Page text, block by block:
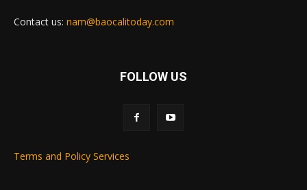
Contact us: nam@baocalitoday.com
FOLLOW US
Terms and Policy Services